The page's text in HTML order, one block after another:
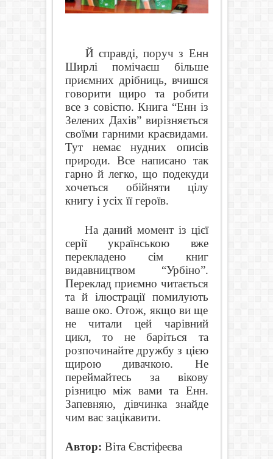
Й справді, поруч з Енн
Ширлі помічаєш більше
приємних дрібниць, вчишся
говорити щиро та робити
все з совістю. Книга “Енн із
Зелених Дахів” вирізняється
своїми гарними краєвидами.
Тут немає нудних описів
природи. Все написано так
гарно й легко, що подекуди
хочеться обійняти цілу
книгу і усіх її героїв.
На даний момент із цієї
серії українською вже
перекладено сім книг
видавництвом “Урбіно”.
Переклад приємно читається
та й ілюстрації помилують
ваше око. Отож, якщо ви ще
не читали цей чарівний
цикл, то не баріться та
розпочинайте дружбу з цією
щирою дивачкою. Не
переймайтесь за вікову
різницю між вами та Енн.
Запевняю, дівчинка знайде
чим вас зацікавити.
Автор: Віта Євстіфеєва